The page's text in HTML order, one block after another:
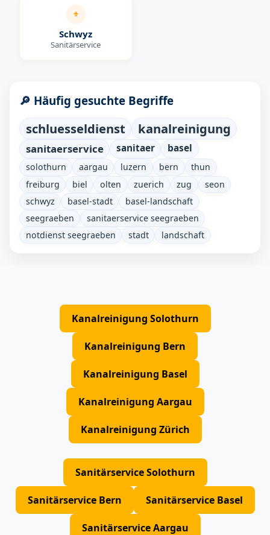
Schwyz
Sanitärservice
🔎 Häufig gesuchte Begriffe
schluesseldienst kanalreinigung
sanitaerservice sanitaer basel
solothurn aargau luzern bern
thun
freiburg
biel olten zuerich zug
seon
schwyz
basel-stadt
basel-landschaft
seegraeben
sanitaerservice seegraeben
notdienst seegraeben
stadt landschaft
Kanalreinigung Solothurn
Kanalreinigung Bern
Kanalreinigung Basel
Kanalreinigung Aargau
Kanalreinigung Zürich
Sanitärservice Solothurn
Sanitärservice Bern Sanitärservice Basel
Sanitärservice Aargau